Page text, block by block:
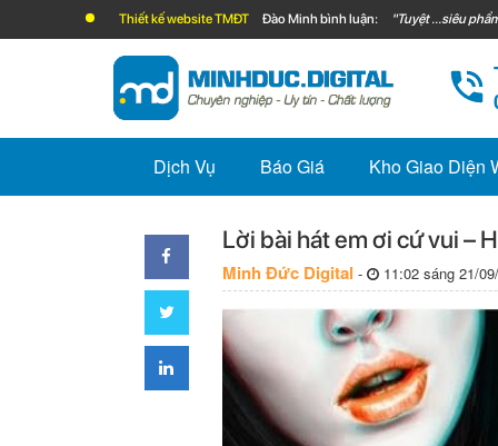
Thiết kế website TMĐT Đào Minh bình luận: "Tuyệt ...siêu
Dịch Vụ Báo Giá Kho Giao Diện
Lời bài hát em ơi cứ vui –
Minh Đức Digital - 11:02 sáng 21/